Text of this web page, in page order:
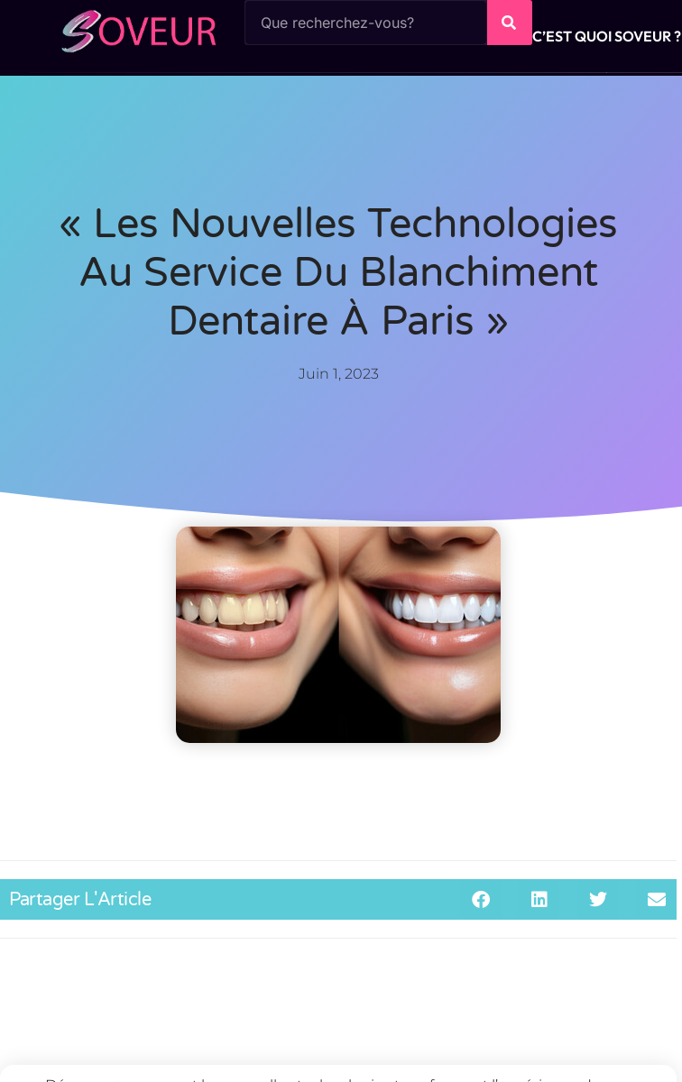
C’EST QUOI SOVEUR ?
« Les Nouvelles Technologies
Au Service Du Blanchiment
Dentaire À Paris »
Juin 1, 2023
Partager L'Article